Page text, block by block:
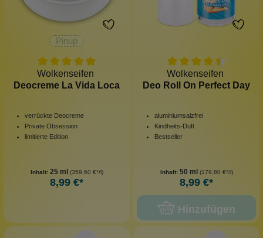
Pinup
Wolkenseifen
Deocreme La Vida Loca
verrückte Deocreme
Private Obsession
limitierte Edition
Inhalt: 25 ml (359,60 €*/l)
8,99 €*
Wolkenseifen
Deo Roll On Perfect Day
aluminiumsalzfrei
Kindheits-Duft
Bestseller
Inhalt: 50 ml (179,80 €*/l)
8,99 €*
Hinzufügen